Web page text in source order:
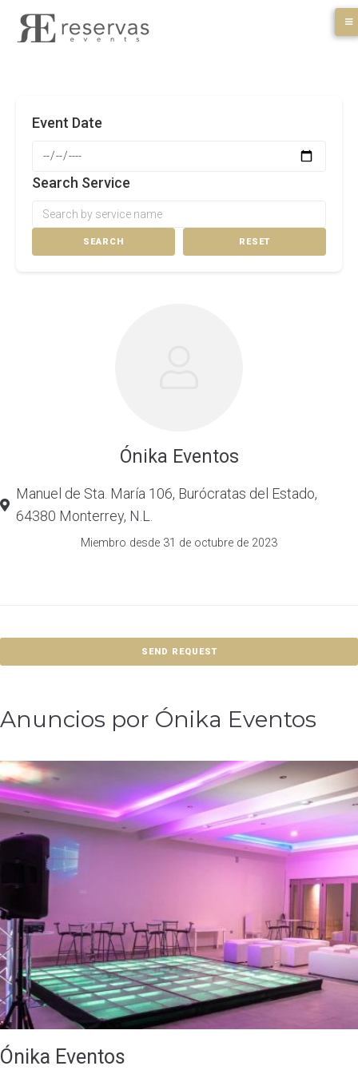
Event Date
Search Service
SEARCH RESET
Ónika Eventos
Manuel de Sta. María 106, Burócratas del Estado,
64380 Monterrey, N.L.
Miembro desde 31 de octubre de 2023
SEND REQUEST
Anuncios por Ónika Eventos
Ónika Eventos